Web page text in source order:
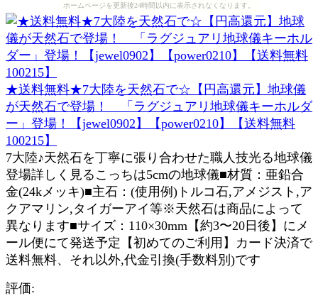
ホームページを更新後24時間以内に表示されなくなります。
★送料無料★7大陸を天然石で☆【円高還元】地球儀
が天然石で登場！ 「ラグジュアリ地球儀キーホルダ
ー」登場！【jewel0902】【power0210】【送料無料
100215】
7大陸♪天然石を丁寧に張り合わせた職人技光る地球儀
登場詳しく見るこっちは5cmの地球儀■材質：亜鉛合
金(24kメッキ)■主石：(使用例)トルコ石,アメジスト,ア
クアマリン,タイガーアイ等※天然石は商品によって
異なります■サイズ：110×30mm【約3〜20日後】にメ
ール便にて発送予定【初めてのご利用】カード決済で
送料無料、それ以外,代金引換(手数料別)です
評価: